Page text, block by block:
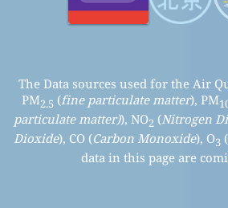
The Data sources used for the Air
PM2.5 (fine particulate matter), PM
particulate matter)), NO2 (Nitrogen
Dioxide), CO (Carbon Monoxide), O3 (
data in this page are